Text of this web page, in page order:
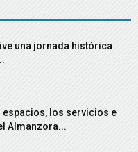
una jornada histórica
espacios, los servicios e
Almanzora...